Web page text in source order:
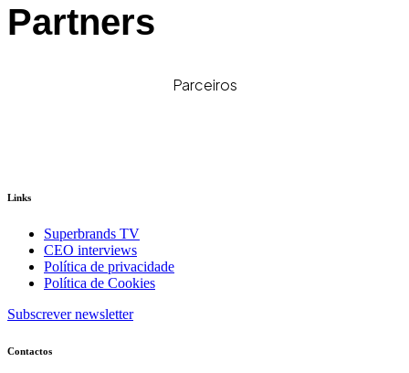
Partners
Parceiros
Links
Superbrands TV
CEO interviews
Política de privacidade
Política de Cookies
Subscrever newsletter
Contactos